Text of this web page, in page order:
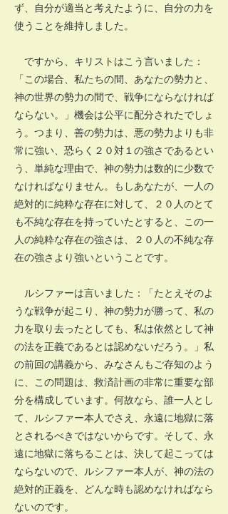
ず、自分が適当と考えたように、自分の力を
使うことを維持しました。
ですから、キリストはこう言いました：
「この場合、私たちの間、あなたの勢力と、
神の世界の勢力の間で、戦争にならなければ
ならない。」機会は公平に配分されたでしょ
う。つまり、善の勢力は、悪の勢力よりも非
常に強い、恐らく２０対１の強さであるとい
う、単純な理由で、神の勢力は数的に少数で
なければなりません。もしあなたが、一人の
絶対的に純粋な存在に対して、２０人のとて
も不純な存在を持っていたとすると、この一
人の純粋な存在の強さは、２０人の不純な存
在の強さより強いということです。
ルシファーは言いました：「たとえそのよ
うな戦争が起こり、神の勢力が勝って、私の
力を取り去ったとしても、私は依然として神
の法を正義であるとは認めないだろう。」私
の前回の講義から、みなさんもご存知のよう
に、この問題は、救済計画の非常に重要な部
分を構成しています。何故なら、誰一人とし
て、ルシファー本人でさえ、永遠に地獄に落
とされるべきではないからです。そして、永
遠に地獄に落ちることは、決して起こっては
ならないので、ルシファー本人が、神の法の
絶対的正義を、どんな時も認めなければなら
ないのです。